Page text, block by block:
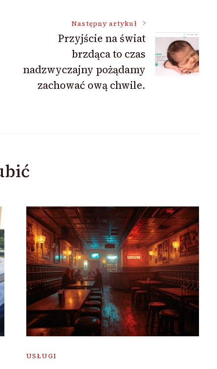
Następny artykuł
Przyjście na świat
brzdąca to czas
nadzwyczajny pożądamy
zachować ową chwile.
USŁUGI